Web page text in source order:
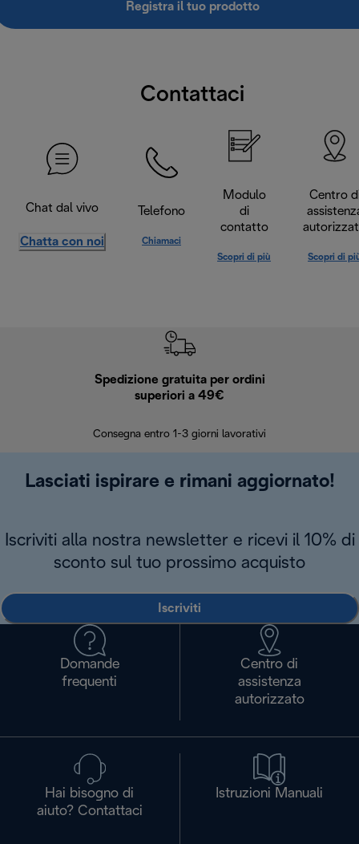
Registra il tuo prodotto
Contattaci
Chat dal vivo
Chatta con noi
Telefono
Chiamaci
Modulo
di
contatto
Scopri di più
Centro
Scopri di
Spedizione gratuita per ordini
superiori a 49€
Consegna entro 1-3 giorni lavorativi
Lasciati ispirare e rimani aggiornato!
Iscriviti alla nostra newsletter e ricevi il 10% di
sconto sul tuo prossimo acquisto
Iscriviti
Domande
frequenti
Centro di
assistenza
autorizzato
Hai bisogno di
aiuto? Contattaci
Istruzioni Manuali